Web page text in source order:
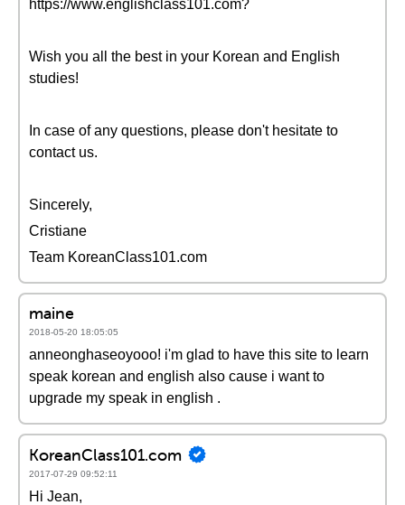
https://www.englishclass101.com?
Wish you all the best in your Korean and English
studies!
In case of any questions, please don't hesitate to
contact us.
Sincerely,
Cristiane
Team KoreanClass101.com
maine
2018-05-20 18:05:05
anneonghaseoyooo! i'm glad to have this site to learn
speak korean and english also cause i want to
upgrade my speak in english .
KoreanClass101.com
2017-07-29 09:52:11
Hi Jean,